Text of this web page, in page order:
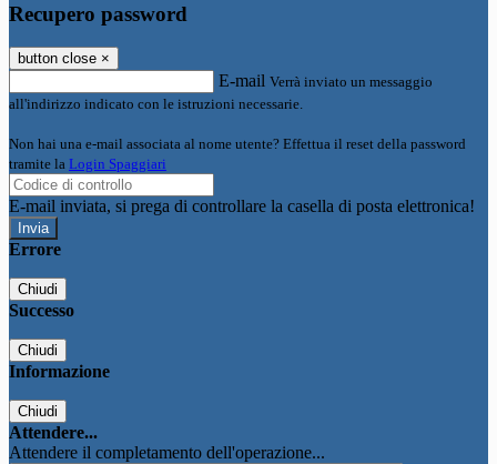
Recupero password
button close ×
E-mail Verrà inviato un messaggio
all'indirizzo indicato con le istruzioni necessarie.
Non hai una e-mail associata al nome utente? Effettua il reset della password
tramite la Login Spaggiari
E-mail inviata, si prega di controllare la casella di posta elettronica!
Errore
Chiudi
Successo
Chiudi
Informazione
Chiudi
Attendere...
Attendere il completamento dell'operazione...